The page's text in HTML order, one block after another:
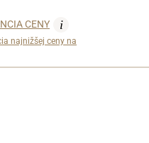
CENY i
najnižšej ceny na